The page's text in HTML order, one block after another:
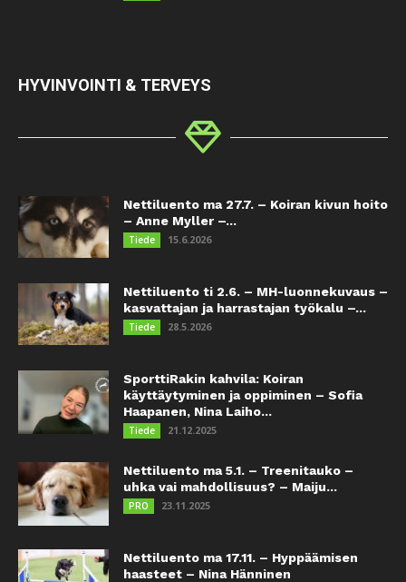
HYVINVOINTI & TERVEYS
Nettiluento ma 27.7. – Koiran kivun hoito
– Anne Myller –...
Tiede 15.6.2026
Nettiluento ti 2.6. – MH-luonnekuvaus –
kasvattajan ja harrastajan työkalu –...
Tiede 28.5.2026
SporttiRakin kahvila: Koiran
käyttäytyminen ja oppiminen – Sofia
Haapanen, Nina Laiho...
Tiede 21.12.2025
Nettiluento ma 5.1. – Treenitauko –
uhka vai mahdollisuus? – Maiju...
PRO 23.11.2025
Nettiluento ma 17.11. – Hyppäämisen
haasteet – Nina Hänninen